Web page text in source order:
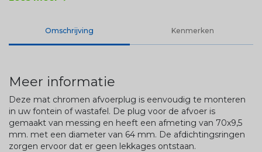
Omschrijving Kenmerken
Meer informatie
Deze mat chromen afvoerplug is eenvoudig te monteren
in uw fontein of wastafel. De plug voor de afvoer is
gemaakt van messing en heeft een afmeting van 70x9,5
mm. met een diameter van 64 mm. De afdichtingsringen
zorgen ervoor dat er geen lekkages ontstaan.